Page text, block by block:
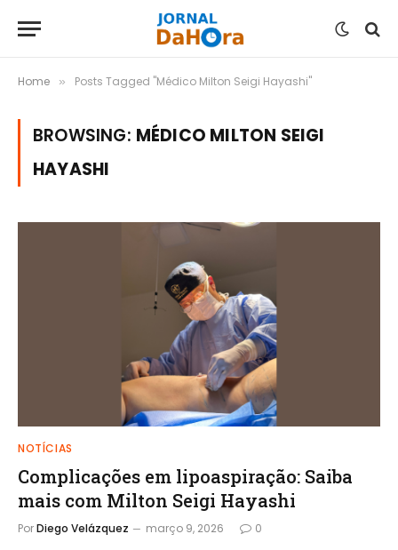
Home » Posts Tagged "Médico Milton Seigi Hayashi"
BROWSING: MÉDICO MILTON SEIGI
HAYASHI
NOTÍCIAS
Complicações em lipoaspiração: Saiba
mais com Milton Seigi Hayashi
PorDiego Velázquez março 9, 2026 0